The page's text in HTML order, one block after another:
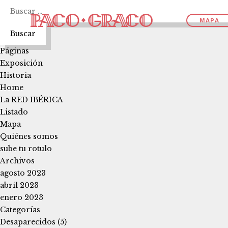
MAPA
Páginas
Exposición
Historia
Home
La RED IBÉRICA
Listado
Mapa
Quiénes somos
sube tu rotulo
Archivos
agosto 2023
abril 2023
enero 2023
Categorías
Desaparecidos (5)